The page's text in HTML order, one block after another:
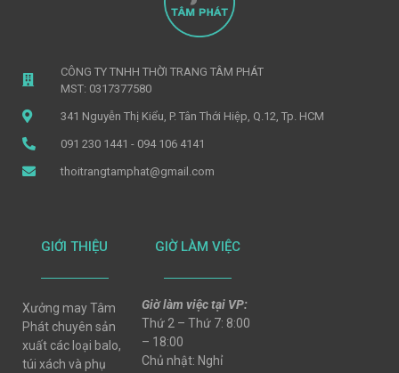
CÔNG TY TNHH THỜI TRANG TÂM PHÁT
MST: 0317377580
341 Nguyễn Thị Kiểu, P. Tân Thới Hiệp, Q.12, Tp. HCM
091 230 1441 - 094 106 4141
thoitrangtamphat@gmail.com
GIỚI THIỆU
Xưởng may Tâm
Phát chuyên sản
xuất các loại balo,
túi xách và phụ
GIỜ LÀM VIỆC
Giờ làm việc tại VP:
Thứ 2 – Thứ 7: 8:00
– 18:00
Chủ nhật: Nghỉ